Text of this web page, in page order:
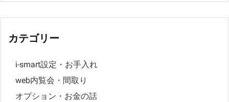
カテゴリー
i-smart設定・お手入れ
web内覧会・間取り
オプション・お金の話